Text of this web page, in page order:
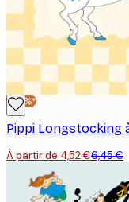
-30%*
À partir de 4,52 €6,45 €